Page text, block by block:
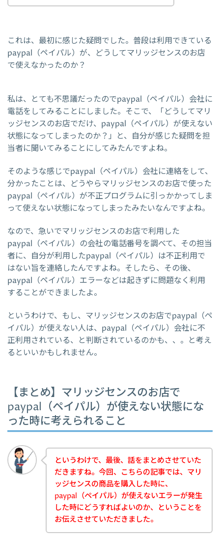
これは、最初に感じた疑問でした。普段は利用できている
paypal（ペイパル）が、どうしてマリッジセンスのお店
で使えなかったのか？
私は、とても不思議だったのでpaypal（ペイパル）会社に
電話をしてみることにしました。そこで、「どうしてマリ
ッジセンスのお店でだけ、paypal（ペイパル）が使えない
状態になってしまったのか？」と、自分が感じた疑問を担
当者に聞いてみることにしてみたんですよね。
そのような感じでpaypal（ペイパル）会社に連絡をして、
分かったことは、どうやらマリッジセンスのお店で使った
paypal（ペイパル）が不正プログラムに引っかかってしま
って使えない状態になってしまったみたいなんですよね。
なので、急いでマリッジセンスのお店で利用した
paypal（ペイパル）の会社の電話番号を調べて、その担当
者に、自分が利用したpaypal（ペイパル）は不正利用で
はない旨を連絡したんですよね。そしたら、その後、
paypal（ペイパル）エラーなどは起きずに問題なく利用
することができましたよ。
というわけで、もし、マリッジセンスのお店でpaypal（ペ
イパル）が使えない人は、paypal（ペイパル）会社に不
正利用されている、と判断されているのかも、、。と考え
るといいかもしれません。
【まとめ】マリッジセンスのお店で
paypal（ペイパル）が使えない状態にな
った時に考えられること
というわけで、最後、話をまとめさせていた
だきますね。今回、こちらの記事では、マリ
ッジセンスの商品を購入した時に、
paypal（ペイパル）が使えないエラーが発生
した時にどうすればよいのか、ということを
お伝えさせていただきました。